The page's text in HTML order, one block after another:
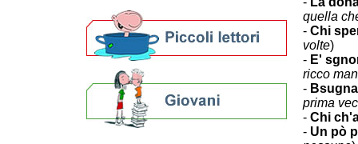
quella
- Chi
volte)
- E'
ricco
-
prima
- Chi
- Un pò